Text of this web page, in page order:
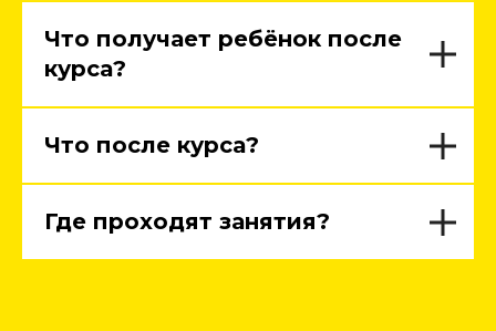
Что получает ребёнок после
курса?
Что после курса?
Где проходят занятия?